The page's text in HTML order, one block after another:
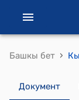
Башкы бет ›
Документ